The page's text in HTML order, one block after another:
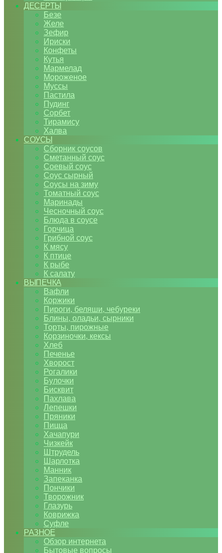
ДЕСЕРТЫ
Безе
Желе
Зефир
Ириски
Конфеты
Кутья
Мармелад
Мороженое
Муссы
Пастила
Пудинг
Сорбет
Тирамису
Халва
СОУСЫ
Сборник соусов
Сметанный соус
Соевый соус
Соус сырный
Соусы на зиму
Томатный соус
Маринады
Чесночный соус
Блюда в соусе
Горчица
Грибной соус
К мясу
К птице
К рыбе
К салату
ВЫПЕЧКА
Вафли
Коржики
Пироги, беляши, чебуреки
Блины, оладьи, сырники
Торты, пирожные
Корзиночки, кексы
Хлеб
Печенье
Хворост
Рогалики
Булочки
Бисквит
Пахлава
Лепешки
Пряники
Пицца
Хачапури
Чизкейк
Штрудель
Шарлотка
Манник
Запеканка
Пончики
Творожник
Глазурь
Коврижка
Суфле
РАЗНОЕ
Обзор интернета
Бытовые вопросы